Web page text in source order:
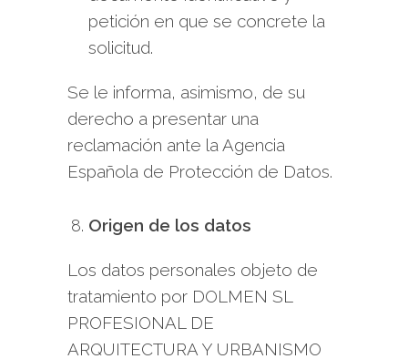
petición en que se concrete la
solicitud.
Se le informa, asimismo, de su
derecho a presentar una
reclamación ante la Agencia
Española de Protección de Datos.
Origen de los datos
Los datos personales objeto de
tratamiento por DOLMEN SL
PROFESIONAL DE
ARQUITECTURA Y URBANISMO